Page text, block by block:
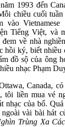
1993 đến
chiều cuối
vào Vietnamese
Tiếng Việt, và
về nhà
hồi ký, biết nhiều
đồ sộ của ông
nhạc Phạm
Canada,
tôi liền mua vé
nhạc của bố.
vài bài hát
Trùng Xa